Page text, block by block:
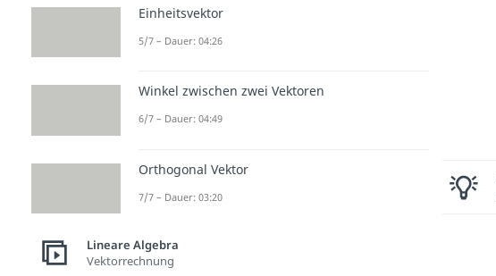
Einheitsvektor
5/7 – Dauer: 04:26
Winkel zwischen zwei Vektoren
6/7 – Dauer: 04:49
Orthogonal Vektor
7/7 – Dauer: 03:20
Lineare Algebra
Vektorrechnung